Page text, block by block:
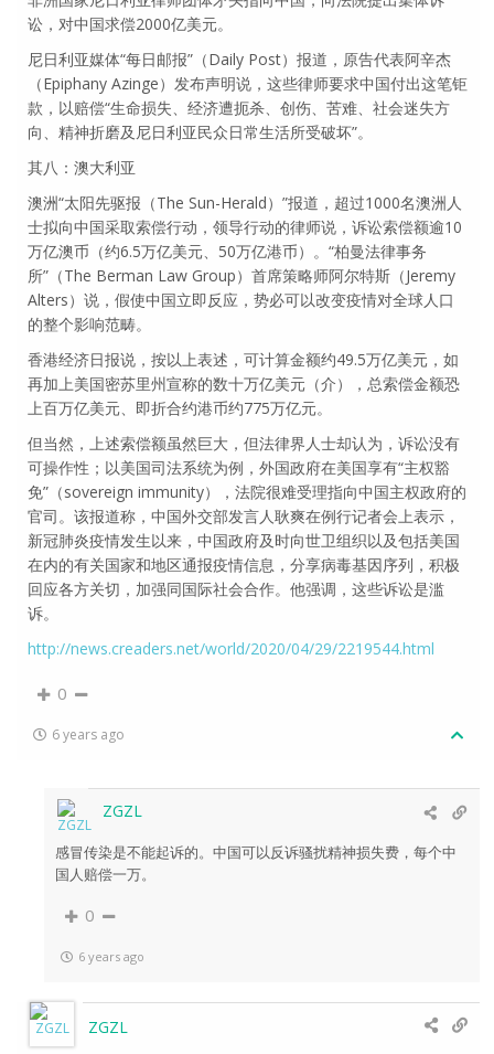
讼，对中国求偿2000亿美元。
尼日利亚媒体“每日邮报”（Daily Post）报道，原告代表阿辛杰
（Epiphany Azinge）发布声明说，这些律师要求中国付出这笔钜
款，以赔偿“生命损失、经济遭扼杀、创伤、苦难、社会迷失方
向、精神折磨及尼日利亚民众日常生活所受破坏”。
其八：澳大利亚
澳洲“太阳先驱报（The Sun-Herald）”报道，超过1000名澳洲人
士拟向中国采取索偿行动，领导行动的律师说，诉讼索偿额逾10
万亿澳币（约6.5万亿美元、50万亿港币）。“柏曼法律事务
所”（The Berman Law Group）首席策略师阿尔特斯（Jeremy
Alters）说，假使中国立即反应，势必可以改变疫情对全球人口
的整个影响范畴。
香港经济日报说，按以上表述，可计算金额约49.5万亿美元，如
再加上美国密苏里州宣称的数十万亿美元（介），总索偿金额恐
上百万亿美元、即折合约港币约775万亿元。
但当然，上述索偿额虽然巨大，但法律界人士却认为，诉讼没有
可操作性；以美国司法系统为例，外国政府在美国享有“主权豁
免”（sovereign immunity），法院很难受理指向中国主权政府的
官司。该报道称，中国外交部发言人耿爽在例行记者会上表示，
新冠肺炎疫情发生以来，中国政府及时向世卫组织以及包括美国
在内的有关国家和地区通报疫情信息，分享病毒基因序列，积极
回应各方关切，加强同国际社会合作。他强调，这些诉讼是滥
诉。
http://news.creaders.net/world/2020/04/29/2219544.html
0
6 years ago
ZGZL
感冒传染是不能起诉的。中国可以反诉骚扰精神损失费，每个中
国人赔偿一万。
0
6 years ago
ZGZL